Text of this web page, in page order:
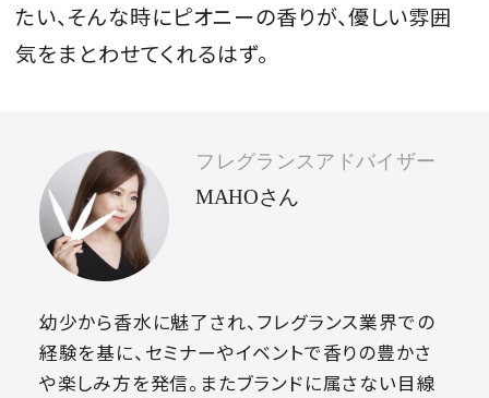
たい、そんな時にピオニーの香りが、優しい雰囲
気をまとわせてくれるはず。
フレグランスアドバイザー
MAHOさん
幼少から香水に魅了され、フレグランス業界での
経験を基に、セミナーやイベントで香りの豊かさ
や楽しみ方を発信。またブランドに属さない目線